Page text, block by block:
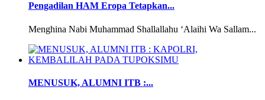
Pengadilan HAM Eropa Tetapkan...
Menghina Nabi Muhammad Shallallahu ‘Alaihi Wa Sallam...
MENUSUK, ALUMNI ITB :...